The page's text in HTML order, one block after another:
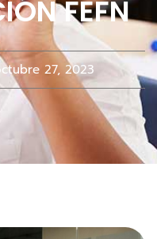
FEFN
27, 2023